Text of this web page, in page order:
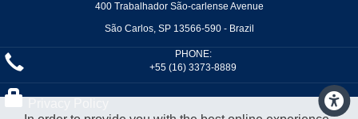
400 Trabalhador São-carlense Avenue
São Carlos, SP 13566-590 - Brazil
PHONE:
+55 (16) 3373-8889